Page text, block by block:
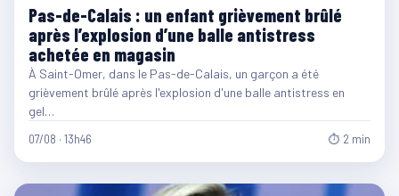
Pas-de-Calais : un enfant grièvement brûlé
après l’explosion d’une balle antistress
achetée en magasin
À Saint-Omer, dans le Pas-de-Calais, un garçon a été
grièvement brûlé après l'explosion d'une balle antistress en
gel…
07/08 · 13h46 ⏱ 2 min